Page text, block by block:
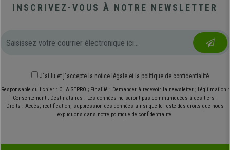
INSCRIVEZ-VOUS À NOTRE NEWSLETTER
J´ai lu et j´accepte la notice légale et la politique de confidentialité
Responsable du fichier : CHAISEPRO ; Finalité : Demander à recevoir la newsletter ; Légitimation :
Consentement ; Destinataires : Les données ne seront pas communiquées à des tiers ;
Droits : Accès, rectification, suppression des données ainsi que le reste des droits que nous
expliquons dans notre politique de confidentialité.